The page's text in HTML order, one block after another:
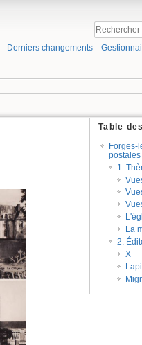
Derniers changements
Table
Forges-
postales
1.
La
2.
X